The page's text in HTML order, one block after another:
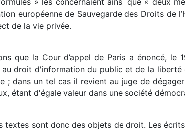
européenne de Sauvegarde des Droits de
de la vie privée.
que la Cour d’appel de Paris a énoncé,
au droit d'information du public et de la
; dans un tel cas il revient au juge de
étant d'égale valeur dans une société
textes sont donc des objets de droit. Les